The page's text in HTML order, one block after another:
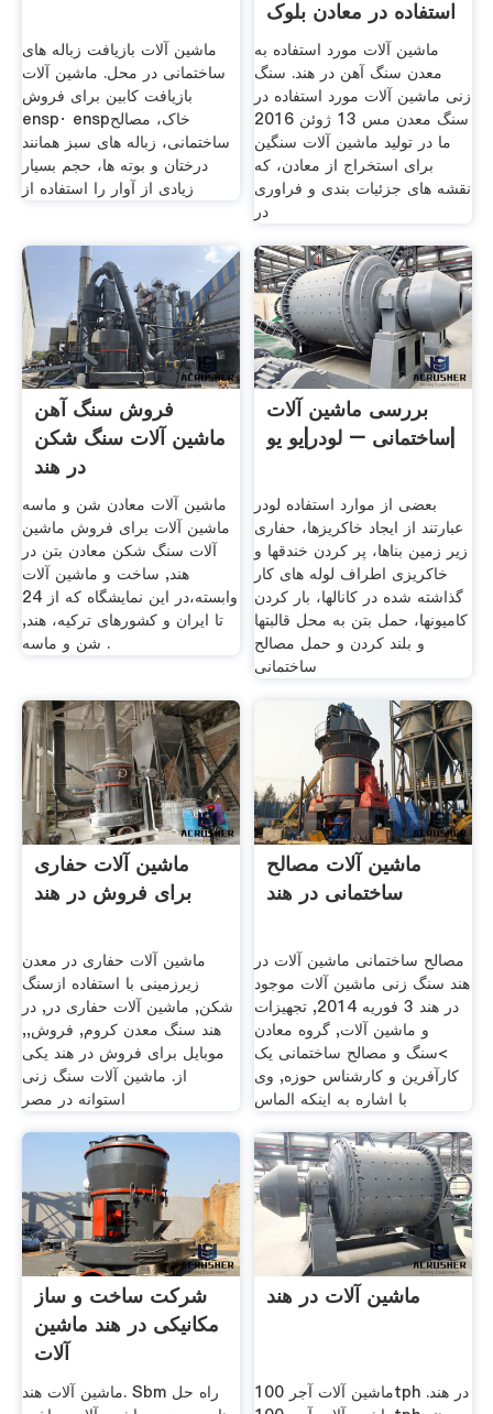
ماشین آلات بازیافت زباله های
ساختمانی در محل. ماشین آلات
بازیافت کابین برای فروش
ensp· enspخاک، مصالح
ساختمانی، زباله های سبز همانند
درختان و بوته ها، حجم بسیار
زیادی از آوار را استفاده از
استفاده در معادن بلوک
گرانیت
ماشین آلات مورد استفاده به
معدن سنگ آهن در هند. سنگ
زنی ماشین آلات مورد استفاده در
سنگ معدن مس 13 ژوئن 2016
ما در تولید ماشین آلات سنگین
برای استخراج از معادن، که
نقشه های جزئیات بندی و فراوری
در
فروش سنگ آهن
ماشین آلات سنگ شکن
در هند
ماشین آلات معادن شن و ماسه
ماشین آلات برای فروش ماشین
آلات سنگ شکن معادن بتن در
هند, ساخت و ماشین آلات
وابسته،در این نمایشگاه که از 24
تا ایران و کشورهای ترکیه، هند,
شن و ماسه .
بررسی ماشین آلات
بعضی از موارد استفاده لودر
عبارتند از ایجاد خاکریزها، حفاری
زیر زمین بناها، پر کردن خندقها و
خاکریزی اطراف لوله های کار
گذاشته شده در کانالها، بار کردن
کامیونها، حمل بتن به محل قالبتها
و بلند کردن و حمل مصالح
ساختمانی
ماشین آلات حفاری
برای فروش در هند
ماشین آلات حفاری در معدن
زیرزمینی با استفاده ازسنگ
شکن, ماشین آلات حفاری در, در
هند سنگ معدن کروم, فروش,,
موبایل برای فروش در هند یکی
از. ماشین آلات سنگ زنی
استوانه در مصر
ماشین آلات مصالح
ساختمانی در هند
مصالح ساختمانی ماشین آلات در
هند سنگ زنی ماشین آلات موجود
در هند 3 فوریه 2014, تجهيزات
و ماشين آلات, گروه معادن
>سنگ و مصالح ساختمانی یک
کارآفرین و کارشناس حوزه, وی
با اشاره به اینکه الماس
شرکت ساخت و ساز
مکانیکی در هند ماشین
آلات
ماشین آلات هند. Sbm راه حل
ماشین آلات در هند
ماشین آلات آجر 100tph در هند.